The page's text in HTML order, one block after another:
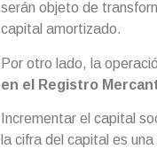
serán objeto de
capital amortizado.
Por otro lado, la
en el Registro
Incrementar el capital
la cifra del capital es